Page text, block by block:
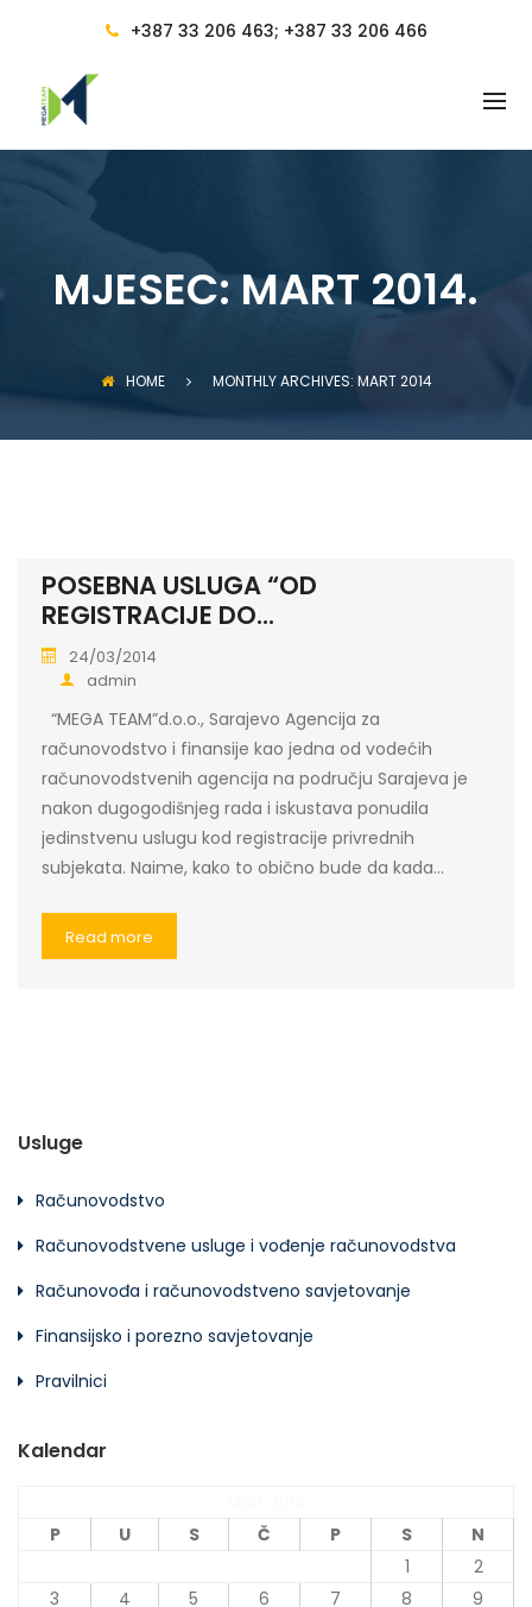
+387 33 206 463; +387 33 206 466
MJESEC:MART 2014.
HOME MONTHLY ARCHIVES: MART 2014
POSEBNA USLUGA “OD
REGISTRACIJE DO...
24/03/2014
admin
“MEGA TEAM”d.o.o., Sarajevo Agencija za
računovodstvo i finansije kao jedna od vodećih
računovodstvenih agencija na području Sarajeva je
nakon dugogodišnjeg rada i iskustava ponudila
jedinstvenu uslugu kod registracije privrednih
subjekata. Naime, kako to obično bude da kada…
Read more
Usluge
Računovodstvo
Računovodstvene usluge i vođenje računovodstva
Računovođa i računovodstveno savjetovanje
Finansijsko i porezno savjetovanje
Pravilnici
Kalendar
P
U S Č P S
N
1
2
3
4 5 6 7 8
9
RAČUNOVODSTVENE USLUGE
RAČUNOVODSTVO
VOĐENJE RAČUNOVODSTVA
RAČUNOVOĐA I
RAČUNOVODSTVENO
SAVJETOVANJE
OBUKA ZA RAD NA RAČUNARU